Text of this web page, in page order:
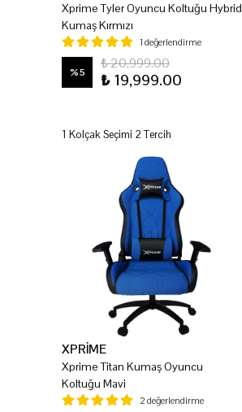
Xprime Tyler Oyuncu Koltuğu Hybrid
Kumaş Kırmızı
1 değerlendirme
%5
₺ 20,999.00
₺ 19,999.00
1 Kolçak Seçimi 2 Tercih
XPRİME
Xprime Titan Kumaş Oyuncu
Koltuğu Mavi
2 değerlendirme